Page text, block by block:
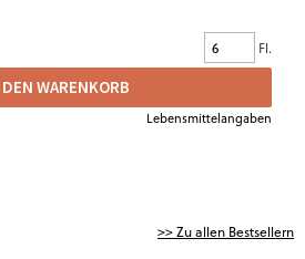
Fl.
WARENKORB
Lebensmittelangaben
>> Zu allen Bestsellern